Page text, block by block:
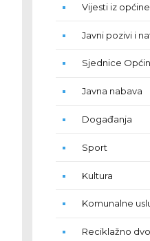
Vijesti iz općine
Javni pozivi i
Sjednice
Javna nabava
Događanja
Sport
Kultura
Komunalne
Reciklažno